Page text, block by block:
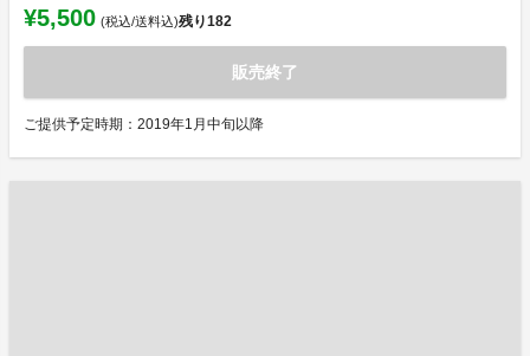
¥5,500 (税込/送料込)残り182
販売終了
ご提供予定時期：2019年1月中旬以降